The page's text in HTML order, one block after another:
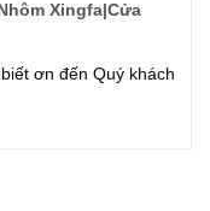
Xingfa|Cửa
ơn đến Quý khách